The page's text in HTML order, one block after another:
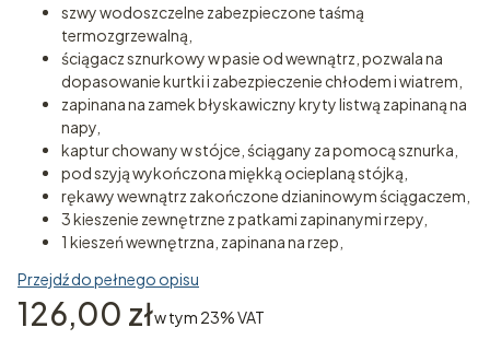
szwy wodoszczelne zabezpieczone taśmą
termozgrzewalną,
ściągacz sznurkowy w pasie od wewnątrz, pozwala na
dopasowanie kurtki i zabezpieczenie chłodem i wiatrem,
zapinana na zamek błyskawiczny kryty listwą zapinaną na
napy,
kaptur chowany w stójce, ściągany za pomocą sznurka,
pod szyją wykończona miękką ocieplaną stójką,
rękawy wewnątrz zakończone dzianinowym ściągaczem,
3 kieszenie zewnętrzne z patkami zapinanymi rzepy,
1 kieszeń wewnętrzna, zapinana na rzep,
Przejdź do pełnego opisu
Cena
126,00 złw tym 23% VAT
w tym 23%VAT